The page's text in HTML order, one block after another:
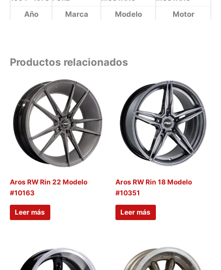
Año Marca Modelo Motor
Productos relacionados
Aros RW Rin 22 Modelo
#10163
Leer más
Aros RW Rin 18 Modelo
#10351
Leer más